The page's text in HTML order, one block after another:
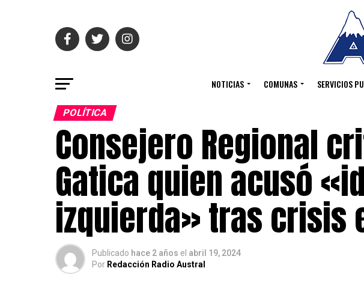
NOTICIAS COMUNAS SERVICIOS
POLÍTICA
Consejero Regional
Gatica quien acusó
izquierda» tras crisis
Publicado hace 2 años el abril 19, 2024
Por Redacción Radio Austral